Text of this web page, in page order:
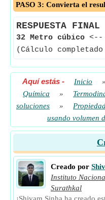
PASO 3: Convierta el
RESPUESTA FINAL
32 Metro cúbico <--
(Cálculo
Aquí estás - Inicio »
Química
»
soluciones
»
usando volumen
Creado por
Instituto
Surathkal